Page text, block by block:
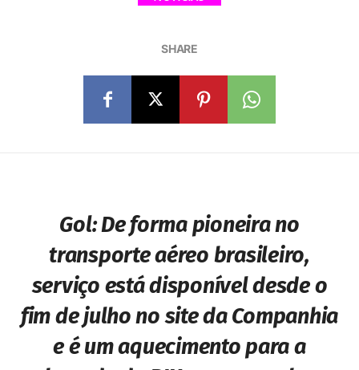
SHARE
Gol:De forma pioneira no
transporte aéreo brasileiro,
serviço está disponível desde o
fim de julho no site da Companhia
e é um aquecimento para a